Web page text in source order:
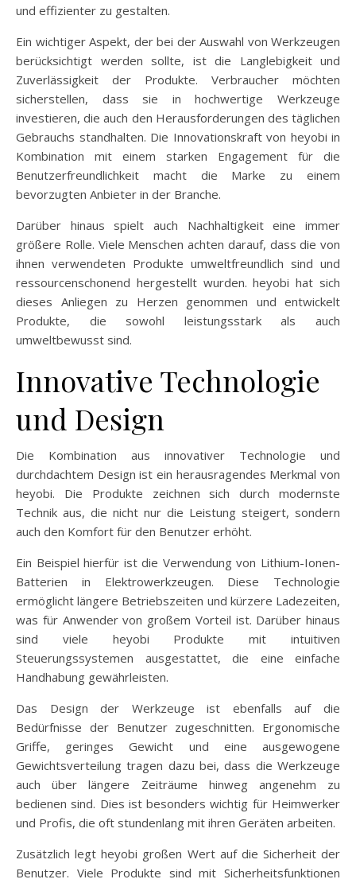
und effizienter zu gestalten.
Ein wichtiger Aspekt, der bei der Auswahl von Werkzeugen
berücksichtigt werden sollte, ist die Langlebigkeit und
Zuverlässigkeit der Produkte. Verbraucher möchten
sicherstellen, dass sie in hochwertige Werkzeuge
investieren, die auch den Herausforderungen des täglichen
Gebrauchs standhalten. Die Innovationskraft von heyobi in
Kombination mit einem starken Engagement für die
Benutzerfreundlichkeit macht die Marke zu einem
bevorzugten Anbieter in der Branche.
Darüber hinaus spielt auch Nachhaltigkeit eine immer
größere Rolle. Viele Menschen achten darauf, dass die von
ihnen verwendeten Produkte umweltfreundlich sind und
ressourcenschonend hergestellt wurden. heyobi hat sich
dieses Anliegen zu Herzen genommen und entwickelt
Produkte, die sowohl leistungsstark als auch
umweltbewusst sind.
Innovative Technologie
und Design
Die Kombination aus innovativer Technologie und
durchdachtem Design ist ein herausragendes Merkmal von
heyobi. Die Produkte zeichnen sich durch modernste
Technik aus, die nicht nur die Leistung steigert, sondern
auch den Komfort für den Benutzer erhöht.
Ein Beispiel hierfür ist die Verwendung von Lithium-Ionen-
Batterien in Elektrowerkzeugen. Diese Technologie
ermöglicht längere Betriebszeiten und kürzere Ladezeiten,
was für Anwender von großem Vorteil ist. Darüber hinaus
sind viele heyobi Produkte mit intuitiven
Steuerungssystemen ausgestattet, die eine einfache
Handhabung gewährleisten.
Das Design der Werkzeuge ist ebenfalls auf die
Bedürfnisse der Benutzer zugeschnitten. Ergonomische
Griffe, geringes Gewicht und eine ausgewogene
Gewichtsverteilung tragen dazu bei, dass die Werkzeuge
auch über längere Zeiträume hinweg angenehm zu
bedienen sind. Dies ist besonders wichtig für Heimwerker
und Profis, die oft stundenlang mit ihren Geräten arbeiten.
Zusätzlich legt heyobi großen Wert auf die Sicherheit der
Benutzer. Viele Produkte sind mit Sicherheitsfunktionen